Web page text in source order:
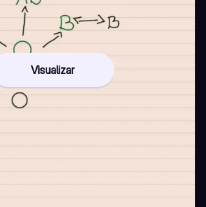
Visualizar